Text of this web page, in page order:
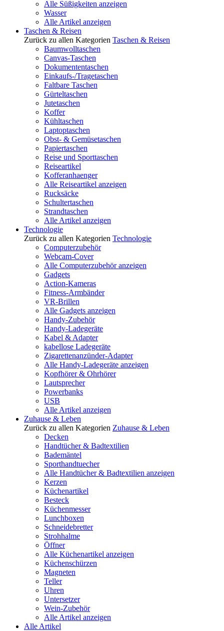
Alle Süßigkeiten anzeigen
Wasser
Alle Artikel anzeigen
Taschen & Reisen
Zurück zu allen Kategorien Taschen & Reisen
Baumwolltaschen
Canvas-Taschen
Dokumententaschen
Einkaufs-/Tragetaschen
Faltbare Taschen
Gürteltaschen
Jutetaschen
Koffer
Kühltaschen
Laptoptaschen
Obst- & Gemüsetaschen
Papiertaschen
Reise und Sporttaschen
Reiseartikel
Kofferanhaenger
Alle Reiseartikel anzeigen
Rucksäcke
Schultertaschen
Strandtaschen
Alle Artikel anzeigen
Technologie
Zurück zu allen Kategorien Technologie
Computerzubehör
Webcam-Cover
Alle Computerzubehör anzeigen
Gadgets
Action-Kameras
Fitness-Armbänder
VR-Brillen
Alle Gadgets anzeigen
Handy-Zubehör
Handy-Ladegeräte
Kabel & Adapter
kabellose Ladegeräte
Zigarettenanzünder-Adapter
Alle Handy-Ladegeräte anzeigen
Kopfhörer & Ohrhörer
Lautsprecher
Powerbanks
USB
Alle Artikel anzeigen
Zuhause & Leben
Zurück zu allen Kategorien Zuhause & Leben
Decken
Handtücher & Badtextilien
Bademäntel
Sporthandtuecher
Alle Handtücher & Badtextilien anzeigen
Kerzen
Küchenartikel
Besteck
Küchenmesser
Lunchboxen
Schneidebretter
Strohhalme
Öffner
Alle Küchenartikel anzeigen
Küchenschürzen
Magneten
Teller
Uhren
Untersetzer
Wein-Zubehör
Alle Artikel anzeigen
Alle Artikel